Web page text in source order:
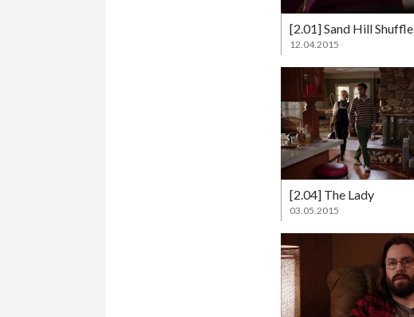
[2.01] Sand Hill Shuffle
12.04.2015
[2.04] The Lady
03.05.2015